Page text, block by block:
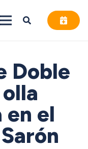
Doble
en el